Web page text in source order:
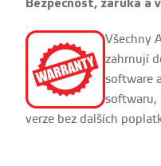
Bezpečnost, záruka a
Všechny
zahrnují
software
softwaru,
verze bez dalších